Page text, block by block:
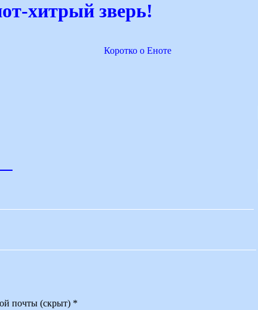
хитрый зверь!
Коротко о Еноте
почты (скрыт) *